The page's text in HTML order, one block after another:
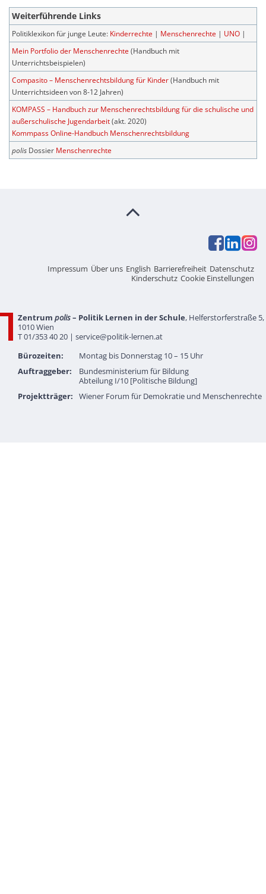
Weiterführende Links
Politiklexikon für junge Leute: Kinderrechte | Menschenrechte | UNO |
Mein Portfolio der Menschenrechte (Handbuch mit
Unterrichtsbeispielen)
Compasito – Menschenrechtsbildung für Kinder(Handbuch mit
Unterrichtsideen von 8-12 Jahren)
KOMPASS – Handbuch zur Menschenrechtsbildung für die schulische und
außerschulische Jugendarbeit(akt. 2020)
Kommpass Online-Handbuch Menschenrechtsbildung
polis Dossier Menschenrechte
Impressum Über uns English Barrierefreiheit Datenschutz
Kinderschutz Cookie Einstellungen
Zentrum polis– Politik Lernen in der Schule, Helferstorferstraße 5,
1010 Wien
T 01/353 40 20 | service@politik-lernen.at
Bürozeiten:
Montag bis Donnerstag 10 – 15 Uhr
Auftraggeber:
Bundesministerium für Bildung
Abteilung I/10 [Politische Bildung]
Projektträger:
Wiener Forum für Demokratie und Menschenrechte